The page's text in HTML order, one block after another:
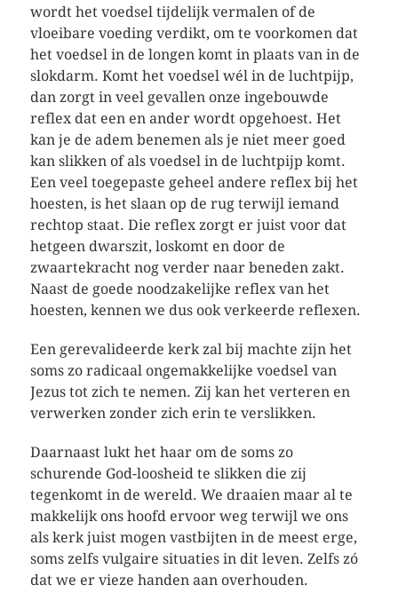
wordt het voedsel tijdelijk vermalen of de
vloeibare voeding verdikt, om te voorkomen dat
het voedsel in de longen komt in plaats van in de
slokdarm. Komt het voedsel wél in de luchtpijp,
dan zorgt in veel gevallen onze ingebouwde
reflex dat een en ander wordt opgehoest. Het
kan je de adem benemen als je niet meer goed
kan slikken of als voedsel in de luchtpijp komt.
Een veel toegepaste geheel andere reflex bij het
hoesten, is het slaan op de rug terwijl iemand
rechtop staat. Die reflex zorgt er juist voor dat
hetgeen dwarszit, loskomt en door de
zwaartekracht nog verder naar beneden zakt.
Naast de goede noodzakelijke reflex van het
hoesten, kennen we dus ook verkeerde reflexen.
Een gerevalideerde kerk zal bij machte zijn het
soms zo radicaal ongemakkelijke voedsel van
Jezus tot zich te nemen. Zij kan het verteren en
verwerken zonder zich erin te verslikken.
Daarnaast lukt het haar om de soms zo
schurende God-loosheid te slikken die zij
tegenkomt in de wereld. We draaien maar al te
makkelijk ons hoofd ervoor weg terwijl we ons
als kerk juist mogen vastbijten in de meest erge,
soms zelfs vulgaire situaties in dit leven. Zelfs zó
dat we er vieze handen aan overhouden.